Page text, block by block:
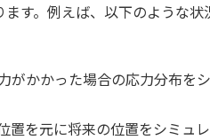
す。例えば、以下のような状
かかった場合の応力分布を
を元に将来の位置をシミュレ